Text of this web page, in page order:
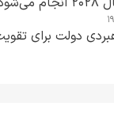
دولت برای